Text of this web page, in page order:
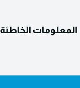
المعلومات الخاطئة